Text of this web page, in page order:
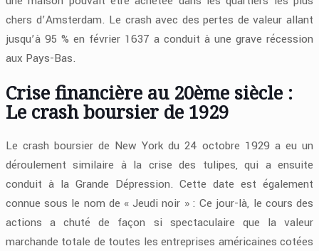
chers d’Amsterdam. Le crash avec des pertes de valeur allant
jusqu’à 95 % en février 1637 a conduit à une grave récession
aux Pays-Bas.
Crise financière au 20ème siècle :
Le crash boursier de 1929
Le crash boursier de New York du 24 octobre 1929 a eu un
déroulement similaire à la crise des tulipes, qui a ensuite
conduit à la Grande Dépression. Cette date est également
connue sous le nom de « Jeudi noir » : Ce jour-là, le cours des
actions a chuté de façon si spectaculaire que la valeur
marchande totale de toutes les entreprises américaines cotées